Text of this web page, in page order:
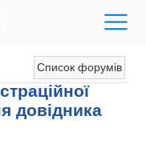
Список форумів
довідника